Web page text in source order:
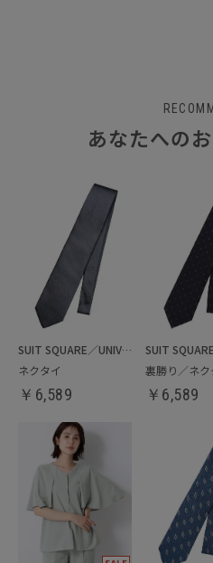
あなたへの
SUIT SQUARE／UNIVERSAL LANGUAGE
ネクタイ
￥ 6,589
裏勝り／ネク
￥ 6,589